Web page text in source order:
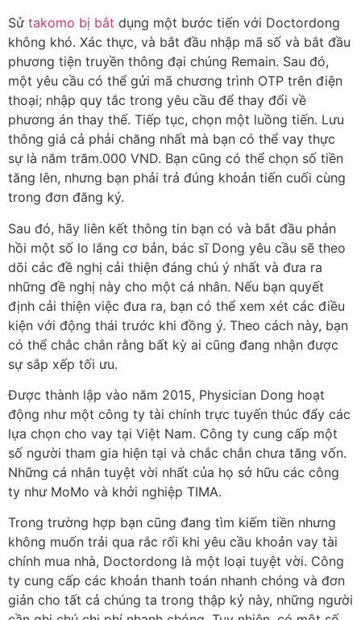
Sử takomo bị bắt dụng một bước tiến với Doctordong
không khó. Xác thực, và bắt đầu nhập mã số và bắt đầu
phương tiện truyền thông đại chúng Remain. Sau đó,
một yêu cầu có thể gửi mã chương trình OTP trên điện
thoại; nhập quy tắc trong yêu cầu để thay đổi về
phương án thay thế. Tiếp tục, chọn một luồng tiến. Lưu
thông giá cả phải chăng nhất mà bạn có thể vay thực
sự là năm trăm.000 VND. Bạn cũng có thể chọn số tiền
tăng lên, nhưng bạn phải trả đúng khoản tiến cuối cùng
trong đơn đăng ký.
Sau đó, hãy liên kết thông tin bạn có và bắt đầu phản
hồi một số lo lắng cơ bản, bác sĩ Dong yêu cầu sẽ theo
dõi các đề nghị cải thiện đáng chú ý nhất và đưa ra
những đề nghị này cho một cá nhân. Nếu bạn quyết
định cải thiện việc đưa ra, bạn có thể xem xét các điều
kiện với động thái trước khi đồng ý. Theo cách này, bạn
có thể chắc chắn rằng bất kỳ ai cũng đang nhận được
sự sắp xếp tối ưu.
Được thành lập vào năm 2015, Physician Dong hoạt
động như một công ty tài chính trực tuyến thúc đẩy các
lựa chọn cho vay tại Việt Nam. Công ty cung cấp một
số người tham gia hiện tại và chắc chắn chưa tăng vốn.
Những cá nhân tuyệt vời nhất của họ sở hữu các công
ty như MoMo và khởi nghiệp TIMA.
Trong trường hợp bạn cũng đang tìm kiếm tiền nhưng
không muốn trải qua rắc rối khi yêu cầu khoản vay tài
chính mua nhà, Doctordong là một loại tuyệt vời. Công
ty cung cấp các khoản thanh toán nhanh chóng và đơn
giản cho tất cả chúng ta trong thập kỷ này, những người